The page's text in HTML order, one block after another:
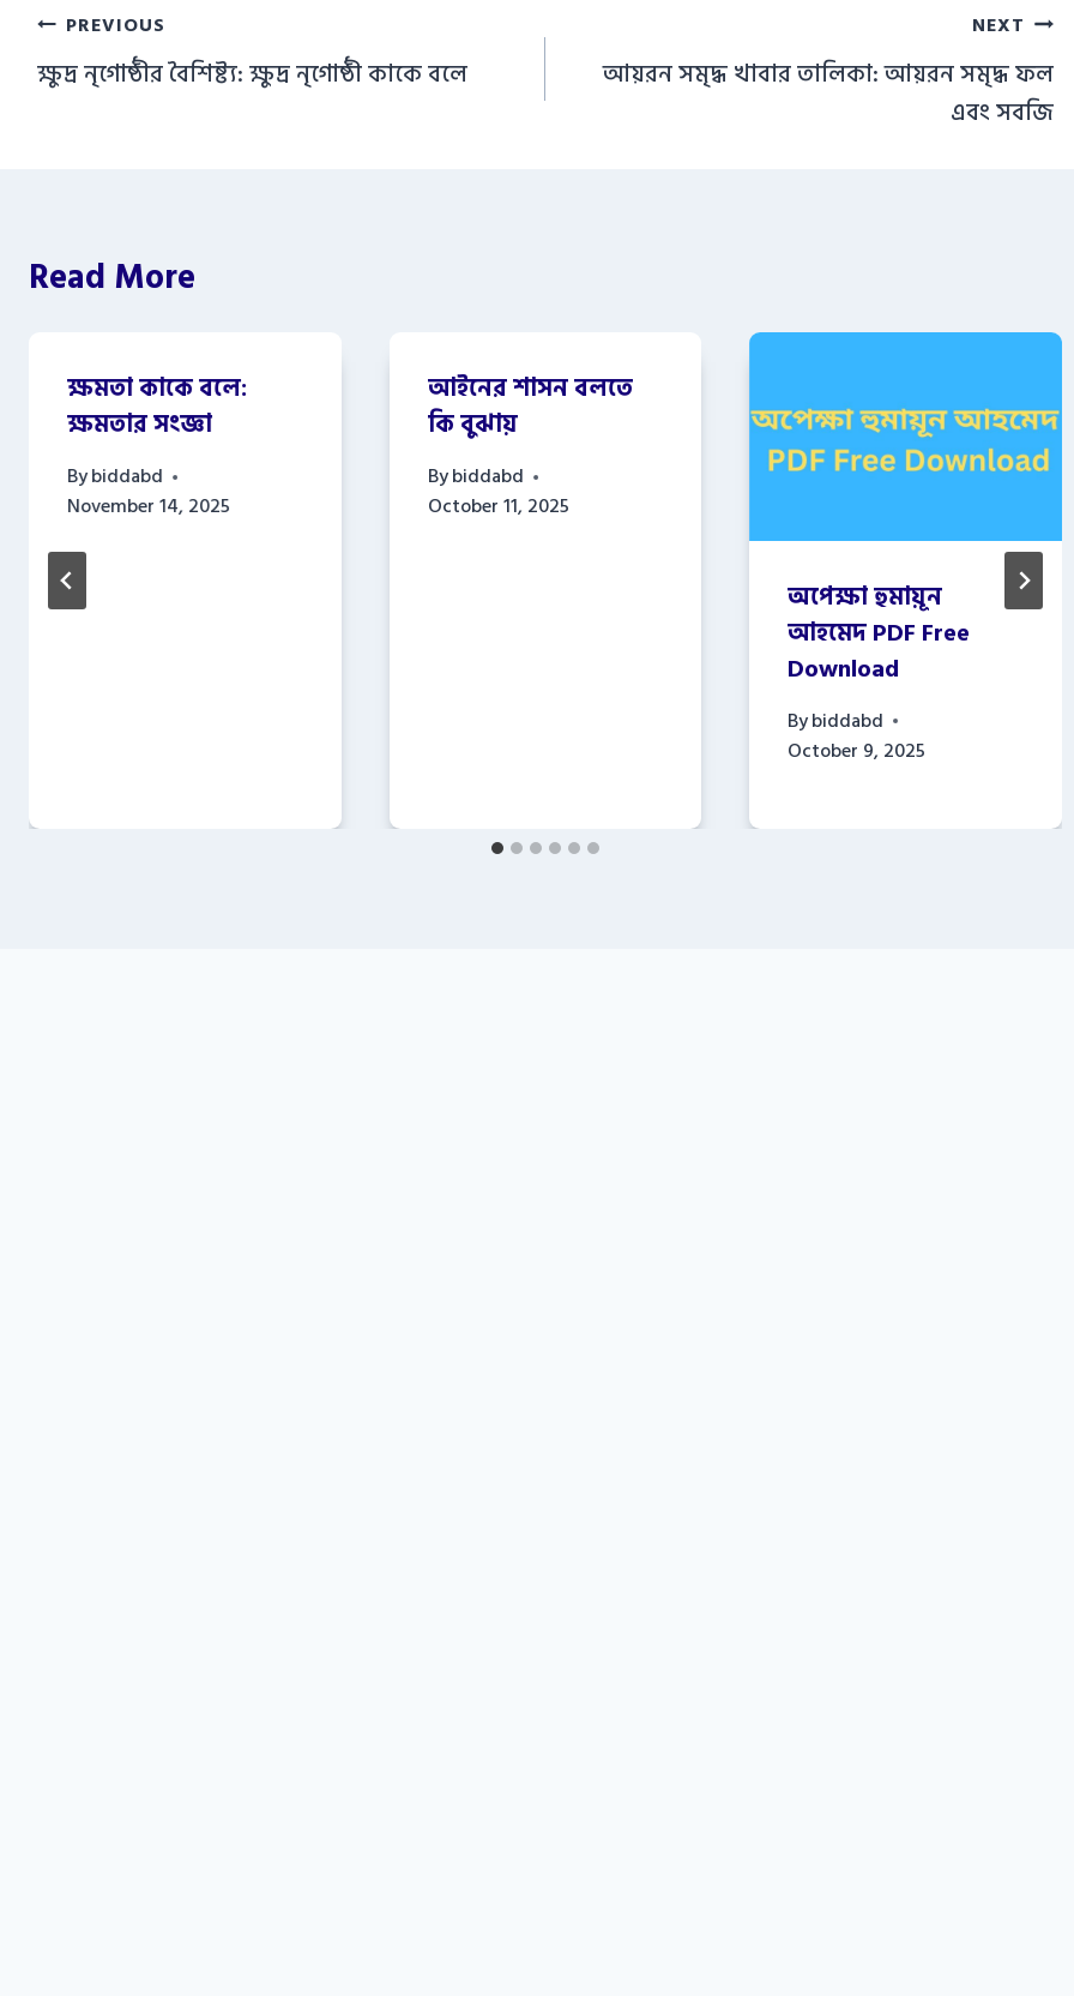
Post
navigation
PREVIOUS
ক্ষুদ্র নৃগোষ্ঠীর বৈশিষ্ট্য: ক্ষুদ্র নৃগোষ্ঠী কাকে বলে
NEXT
আয়রন সমৃদ্ধ খাবার তালিকা: আয়রন সমৃদ্ধ ফল
এবং সবজি
Read More
ক্ষমতা কাকে বলে:
ক্ষমতার সংজ্ঞা
Bybiddabd
November 14, 2025
আইনের শাসন বলতে
কি বুঝায়
Bybiddabd
October 11, 2025
অপেক্ষা হুমায়ূন
আহমেদ PDF Free
Download
Bybiddabd
October 9, 2025